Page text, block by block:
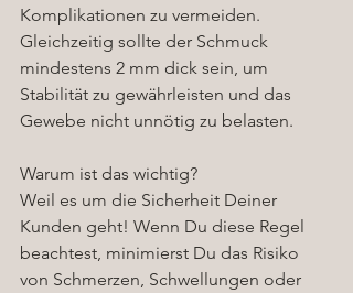
Komplikationen zu vermeiden.
Gleichzeitig sollte der Schmuck
mindestens 2 mm dick sein, um
Stabilität zu gewährleisten und das
Gewebe nicht unnötig zu belasten.
Warum ist das wichtig?
Weil es um die Sicherheit Deiner
Kunden geht! Wenn Du diese Regel
beachtest, minimierst Du das Risiko
von Schmerzen, Schwellungen oder